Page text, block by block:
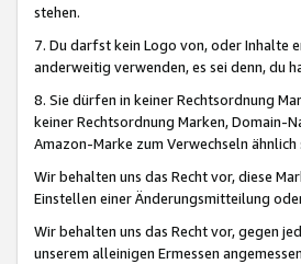
stehen.
7. Du darfst kein Logo von, oder Inhalte
anderweitig verwenden, es sei denn, du
8. Sie dürfen in keiner Rechtsordnung
keiner Rechtsordnung Marken, Domain-
Amazon-Marke zum Verwechseln ähnlich
Wir behalten uns das Recht vor, diese
Einstellen einer Änderungsmitteilung
Wir behalten uns das Recht vor, gegen
unserem alleinigen Ermessen